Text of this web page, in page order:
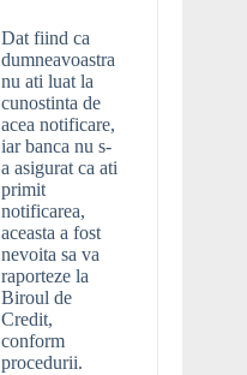
Dat fiind ca
dumneavoastra
nu ati luat la
cunostinta de
acea notificare,
iar banca nu s-
a asigurat ca ati
primit
notificarea,
aceasta a fost
nevoita sa va
raporteze la
Biroul de
Credit,
conform
procedurii.